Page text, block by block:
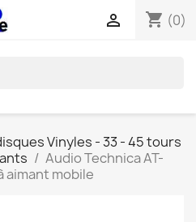
shopping_cart (0)

Vinyles - 33 - 45 tours
Audio Technica AT-
aimant mobile